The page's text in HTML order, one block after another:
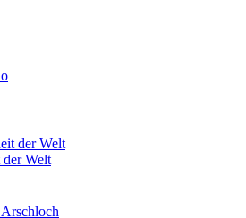
der Welt